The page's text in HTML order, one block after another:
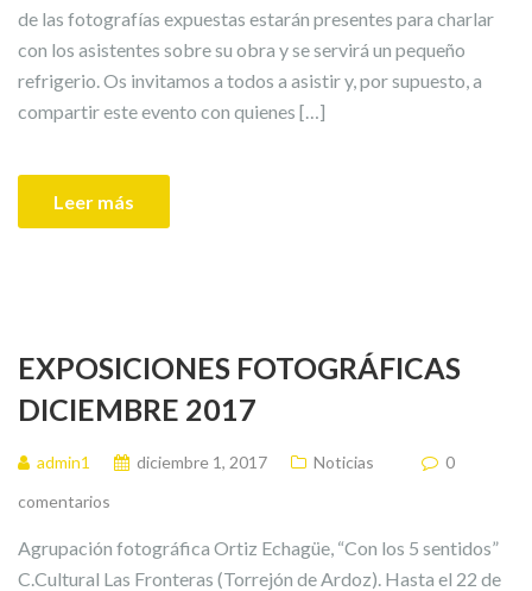
de las fotografías expuestas estarán presentes para charlar
con los asistentes sobre su obra y se servirá un pequeño
refrigerio. Os invitamos a todos a asistir y, por supuesto, a
compartir este evento con quienes […]
Leer más
EXPOSICIONES FOTOGRÁFICAS
DICIEMBRE 2017
admin1 diciembre 1, 2017 Noticias
0
comentarios
Agrupación fotográfica Ortiz Echagüe, “Con los 5 sentidos”
C.Cultural Las Fronteras (Torrejón de Ardoz). Hasta el 22 de